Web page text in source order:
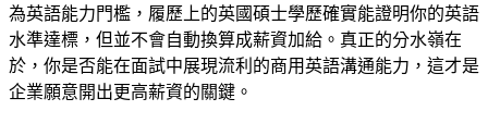
為英語能力門檻，履歷上的英國碩士學歷確實能證明你的英語
水準達標，但並不會自動換算成薪資加給。真正的分水嶺在
於，你是否能在面試中展現流利的商用英語溝通能力，這才是
企業願意開出更高薪資的關鍵。